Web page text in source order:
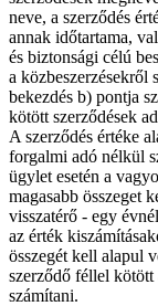
neve, a szerződés
annak időtartama,
és biztonsági célú
a
bekezdés b) pontja
kötött szerződések
A szerződés értéke
forgalmi adó nélkül
ügylet esetén a
magasabb összeget
visszatérő - egy
az érték
összegét kell alapul
szerződő féllel kötött
számítani.